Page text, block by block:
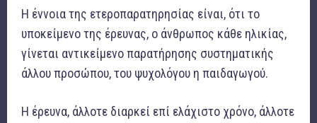
Η έννοια της ετεροπαρατηρησίας είναι, ότι το
υποκείμενο της έρευνας, ο άνθρωπος κάθε ηλικίας,
γίνεται αντικείμενο παρατήρησης συστηματικής
άλλου προσώπου, του ψυχολόγου η παιδαγωγού.
Η έρευνα, άλλοτε διαρκεί επί ελάχιστο χρόνο, άλλοτε